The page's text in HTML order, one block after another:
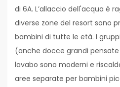
di 6A. L’allaccio dell'acqua è
diverse zone del resort sono
bambini di tutte le età. I
(anche docce grandi
lavabo sono moderni e
aree separate per bambini